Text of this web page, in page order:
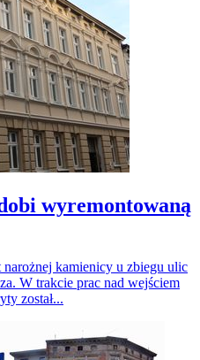
wyremontowaną
kamienicy u zbiegu ulic
W trakcie prac nad wejściem
został...